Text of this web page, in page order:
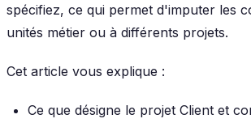
spécifiez, ce qui permet d'imputer les
unités métier ou à différents projets.
Cet article vous explique :
Ce que désigne le projet Client et